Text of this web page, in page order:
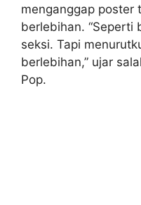
menganggap poster
berlebihan. “Seperti
seksi. Tapi
berlebihan,” ujar
Pop.